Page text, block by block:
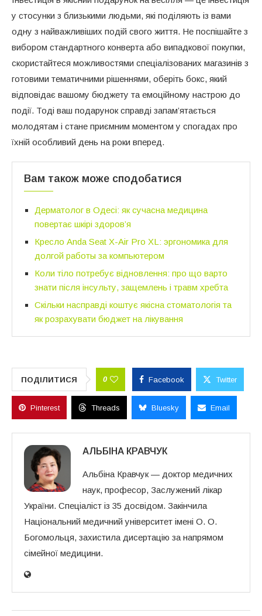
у стосунки з близькими людьми, які поділяють із вами
одну з найважливіших подій свого життя. Не поспішайте з
вибором стандартного конверта або випадкової покупки,
скористайтеся можливостями спеціалізованих магазинів з
готовими тематичними рішеннями, оберіть бокс, який
відповідає вашому бюджету та емоційному настрою до
події. Тоді ваш подарунок справді запам’ятається
молодятам і стане приємним моментом у спогадах про
їхній особливий день на роки вперед.
Вам також може сподобатися
Дерматолог в Одесі: як сучасна медицина
повертає шкірі здоров’я
Кресло Anda Seat X-Air Pro XL: эргономика для
долгой работы за компьютером
Коли тіло потребує відновлення: про що варто
знати після інсульту, защемлень і травм хребта
Скільки насправді коштує якісна стоматологія та
як розрахувати бюджет на лікування
ПОДІЛИТИСЯ 0 Facebook Twitter
Pinterest Threads Bluesky Email
АЛЬБІНА КРАВЧУК
Альбіна Кравчук — доктор медичних
наук, професор, Заслужений лікар
України. Спеціаліст із 35 досвідом. Закінчила
Національний медичний університет імені О. О.
Богомольця, захистила дисертацію за напрямом
сімейної медицини.